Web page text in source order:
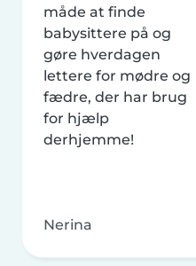
måde at finde
babysittere på og
gøre hverdagen
lettere for mødre og
fædre, der har brug
for hjælp
derhjemme!
Nerina